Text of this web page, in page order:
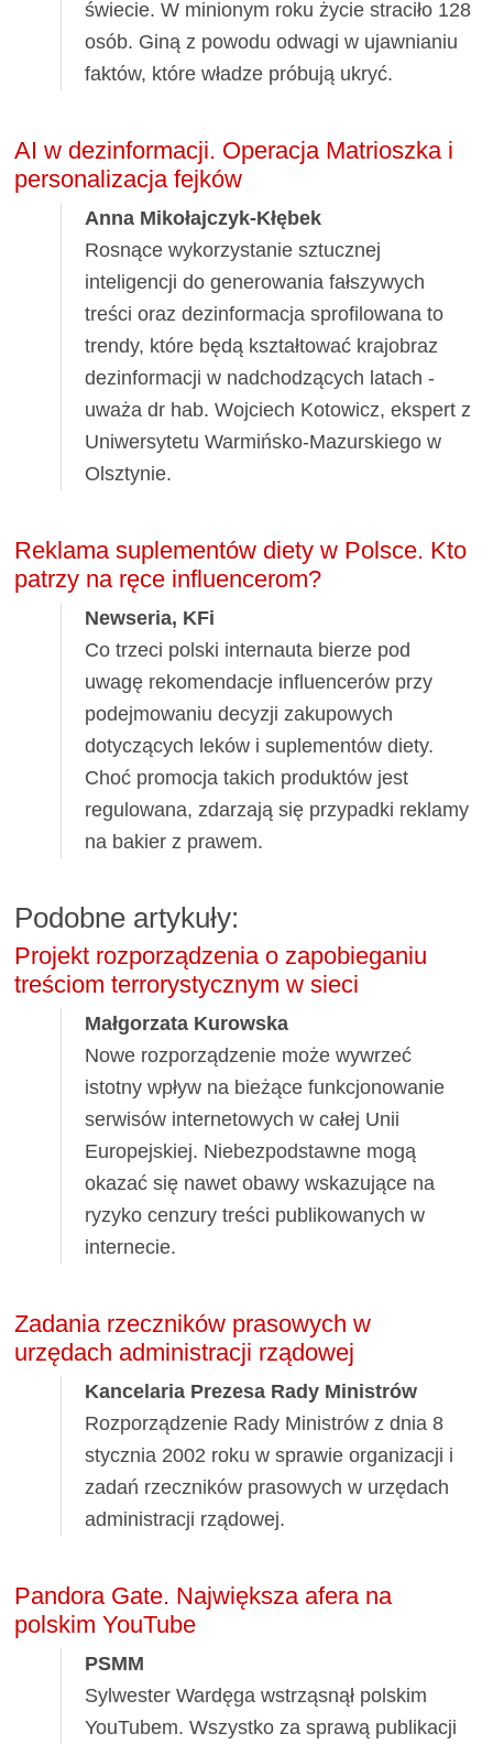
świecie. W minionym roku życie straciło 128
osób. Giną z powodu odwagi w ujawnianiu
faktów, które władze próbują ukryć.
AI w dezinformacji. Operacja Matrioszka i
personalizacja fejków
Anna Mikołajczyk-Kłębek
Rosnące wykorzystanie sztucznej
inteligencji do generowania fałszywych
treści oraz dezinformacja sprofilowana to
trendy, które będą kształtować krajobraz
dezinformacji w nadchodzących latach -
uważa dr hab. Wojciech Kotowicz, ekspert z
Uniwersytetu Warmińsko-Mazurskiego w
Olsztynie.
Reklama suplementów diety w Polsce. Kto
patrzy na ręce influencerom?
Newseria, KFi
Co trzeci polski internauta bierze pod
uwagę rekomendacje influencerów przy
podejmowaniu decyzji zakupowych
dotyczących leków i suplementów diety.
Choć promocja takich produktów jest
regulowana, zdarzają się przypadki reklamy
na bakier z prawem.
Podobne artykuły:
Projekt rozporządzenia o zapobieganiu
treściom terrorystycznym w sieci
Małgorzata Kurowska
Nowe rozporządzenie może wywrzeć
istotny wpływ na bieżące funkcjonowanie
serwisów internetowych w całej Unii
Europejskiej. Niebezpodstawne mogą
okazać się nawet obawy wskazujące na
ryzyko cenzury treści publikowanych w
internecie.
Zadania rzeczników prasowych w
urzędach administracji rządowej
Kancelaria Prezesa Rady Ministrów
Rozporządzenie Rady Ministrów z dnia 8
stycznia 2002 roku w sprawie organizacji i
zadań rzeczników prasowych w urzędach
administracji rządowej.
Pandora Gate. Największa afera na
polskim YouTube
PSMM
Sylwester Wardęga wstrząsnął polskim
YouTubem. Wszystko za sprawą publikacji